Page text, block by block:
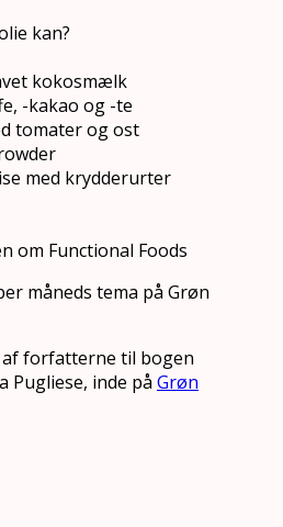
kan?
kokosmælk
-kakao og -te
tomater og ost
med krydderurter
om Functional Foods
måneds tema på Grøn
forfatterne til bogen
Pugliese, inde på Grøn